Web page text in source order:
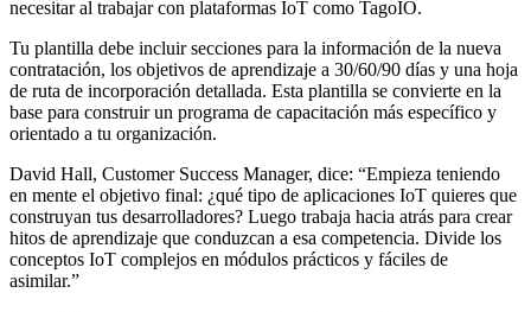
necesitar al trabajar con plataformas IoT como TagoIO.
Tu plantilla debe incluir secciones para la información de la nueva
contratación, los objetivos de aprendizaje a 30/60/90 días y una hoja
de ruta de incorporación detallada. Esta plantilla se convierte en la
base para construir un programa de capacitación más específico y
orientado a tu organización.
David Hall, Customer Success Manager, dice: “Empieza teniendo
en mente el objetivo final: ¿qué tipo de aplicaciones IoT quieres que
construyan tus desarrolladores? Luego trabaja hacia atrás para crear
hitos de aprendizaje que conduzcan a esa competencia. Divide los
conceptos IoT complejos en módulos prácticos y fáciles de
asimilar.”